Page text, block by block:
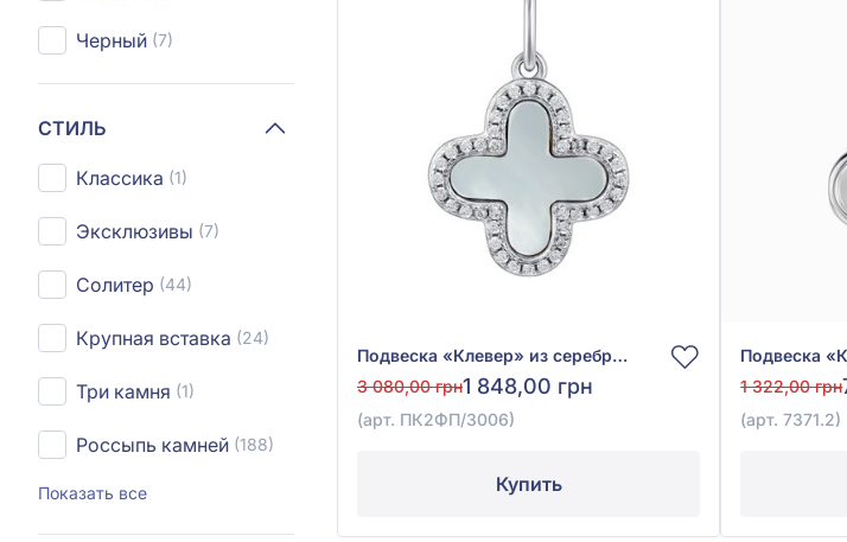
Черный (7)
СТИЛЬ
Классика (1)
Эксклюзивы (7)
Солитер (44)
Крупная вставка (24)
Три камня (1)
Россыпь камней (188)
Показать все
Подвеска «Клевер» из серебра 925° с фианитом и перламутром, арт. ПК2ФП/3006
3 080,00 грн1 848,00 грн
(арт. ПК2ФП/3006)
Купить
1 322,00 грн
(арт. 7371.2)